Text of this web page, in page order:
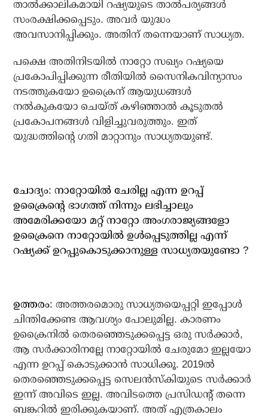
താല്‍ക്കാലികമായി റഷ്യയുടെ താല്‍പര്യങ്ങള്‍
സംരക്ഷിക്കപ്പെടും. അവര്‍ യുദ്ധം
അവസാനിപ്പിക്കും. അതിന് തന്നെയാണ് സാധ്യത.
പക്ഷെ അതിനിടയില്‍ നാറ്റോ സഖ്യം റഷ്യയെ
പ്രകോപിപ്പിക്കുന്ന രീതിയില്‍ സൈനികവിന്യാസം
നടത്തുകയോ ഉക്രൈന് ആയുധങ്ങള്‍
നല്‍കുകയോ ചെയ്ത് കഴിഞ്ഞാല്‍ കൂടുതല്‍
പ്രകോപനങ്ങള്‍ വിളിച്ചുവരുത്തും. ഇത്
യുദ്ധത്തിന്റെ ഗതി മാറ്റാനും സാധ്യതയുണ്ട്.
ചോദ്യം: നാറ്റോയില്‍ ചേരില്ല എന്ന ഉറപ്പ്
ഉക്രൈന്റെ ഭാഗത്ത് നിന്നും ലഭിച്ചാലും
അമേരിക്കയോ മറ്റ് നാറ്റോ അംഗരാജ്യങ്ങളോ
ഉക്രൈനെ നാറ്റോയില്‍ ഉള്‍പ്പെടുത്തില്ല എന്ന്
റഷ്യക്ക് ഉറപ്പുകൊടുക്കാനുള്ള സാധ്യതയുണ്ടോ ?
ഉത്തരം: അത്തരമൊരു സാധ്യതയെപ്പറ്റി ഇപ്പോള്‍
ചിന്തിക്കേണ്ട ആവശ്യം പോലുമില്ല. കാരണം
ഉക്രൈനില്‍ തെരഞ്ഞെടുക്കപ്പെട്ട ഒരു സര്‍ക്കാര്‍,
ആ സര്‍ക്കാരിനല്ലേ നാറ്റോയില്‍ ചേരുമോ ഇല്ലയോ
എന്ന ഉറപ്പ് കൊടുക്കാന്‍ സാധിക്കൂ. 2019ല്‍
തെരഞ്ഞെടുക്കപ്പെട്ട സെലന്‍സ്‌കിയുടെ സര്‍ക്കാര്‍
ഇന്ന് അവിടെ ഇല്ല. അവിടത്തെ പ്രസിഡന്റ് തന്നെ
ബങ്കറില്‍ ഇരിക്കുകയാണ്. അത് എത്രകാലം